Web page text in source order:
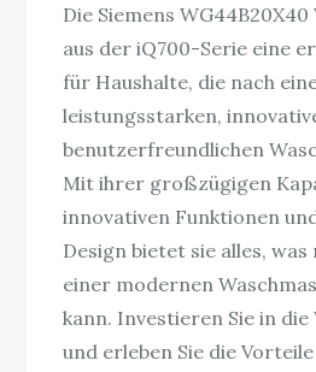
Die Siemens
aus der iQ700-Serie eine
für Haushalte, die nach
leistungsstarken,
benutzerfreundlichen
Mit ihrer großzügigen
innovativen Funktionen
Design bietet sie alles, was
einer modernen
kann. Investieren Sie in die
und erleben Sie die